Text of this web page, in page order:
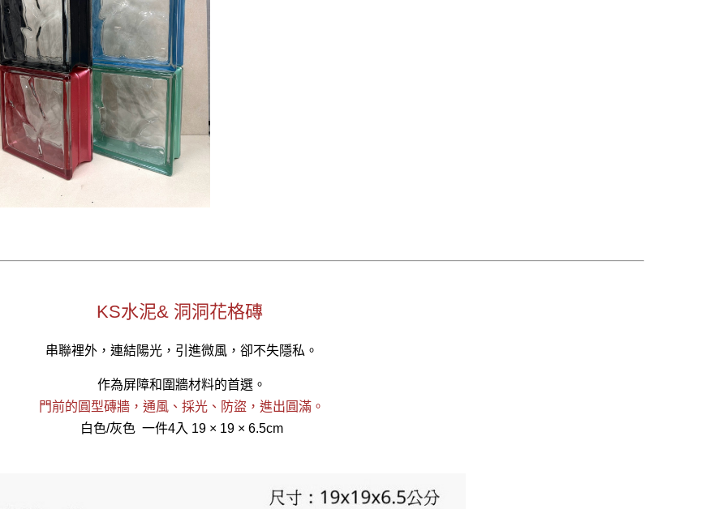
KS水泥& 洞洞花格磚
串聯裡外，連結陽光，引進微風，卻不失隱私。
作為屏障和圍牆材料的首選。
門前的圓型磚牆，通風、採光、防盜，進出圓滿。
白色/灰色 一件4入 19 × 19 × 6.5cm